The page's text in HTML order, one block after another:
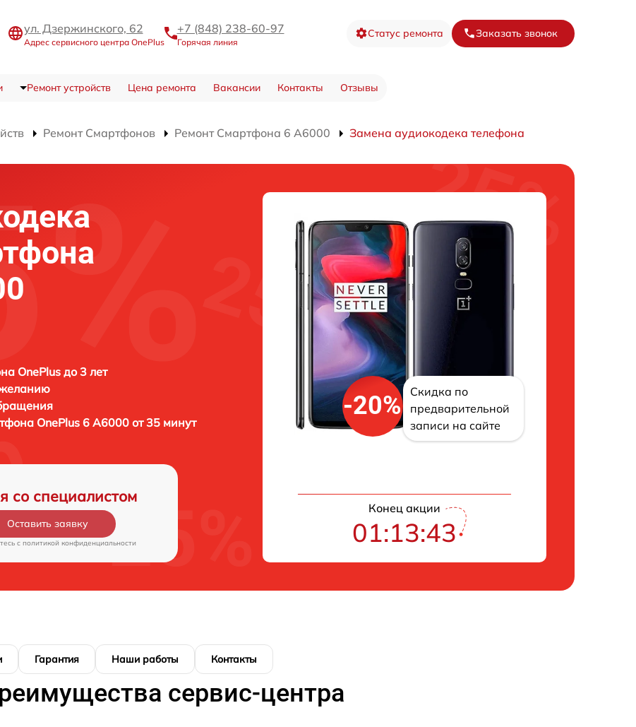
ул. Дзержинского, 62
Адрес сервисного центра OnePlus
+7 (848) 238-60-97
Горячая линия
Статус ремонта Заказать звонок
Ремонт устройств Цена ремонта Вакансии Контакты Отзывы
Ремонт Смартфонов Ремонт Смартфона 6 A6000 Замена аудиокодека телефона
OnePlus до 3 лет
OnePlus 6 A6000 от 35 минут
со специалистом
Оставить заявку
c политикой конфиденциальности
-20%
Скидка по
предварительной
записи на сайте
Конец акции
01:13:43
Гарантия Наши работы Контакты
сервис-центра